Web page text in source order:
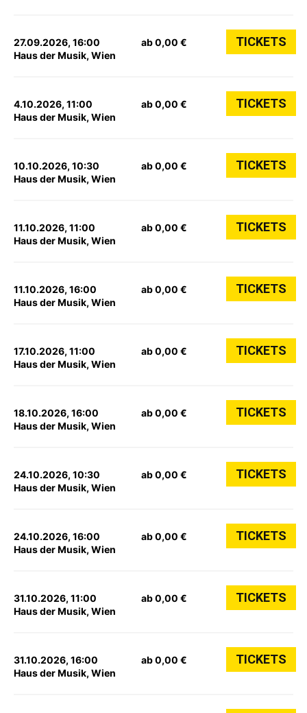
27.09.2026, 16:00
Haus der Musik, Wien
ab 0,00 € TICKETS
4.10.2026, 11:00
Haus der Musik, Wien
ab 0,00 € TICKETS
10.10.2026, 10:30
Haus der Musik, Wien
ab 0,00 € TICKETS
11.10.2026, 11:00
Haus der Musik, Wien
ab 0,00 € TICKETS
11.10.2026, 16:00
Haus der Musik, Wien
ab 0,00 € TICKETS
17.10.2026, 11:00
Haus der Musik, Wien
ab 0,00 € TICKETS
18.10.2026, 16:00
Haus der Musik, Wien
ab 0,00 € TICKETS
24.10.2026, 10:30
Haus der Musik, Wien
ab 0,00 € TICKETS
24.10.2026, 16:00
Haus der Musik, Wien
ab 0,00 € TICKETS
31.10.2026, 11:00
Haus der Musik, Wien
ab 0,00 € TICKETS
31.10.2026, 16:00
Haus der Musik, Wien
ab 0,00 € TICKETS